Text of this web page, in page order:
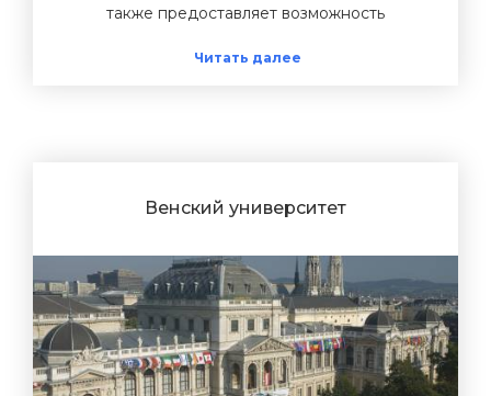
также предоставляет возможность
языка, познакомиться с новыми интересными
совершенства уже полученные знания в
предложить Агентство по образованию Studyso
можно по праву назвать начальной точкой
отсчёта в вашей карьере. Наш центр
предоставляет полный спектр услуг по
оформлению и поступлению:на курсы
всевозможных образовательных программ,в
Читать далее
Венский университет